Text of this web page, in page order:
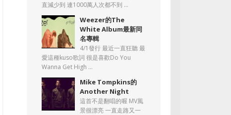
直減少到 連1000萬人次都不到 ...
Weezer的The
White Album最新同
名專輯
4/1發行 最近一直狂聽 最
愛這種kuso歌詞 很是喜歡Do You
Wanna Get High ...
Mike Tompkins的
Another Night
這首不是翻唱的喔 MV風
景很漂亮 一直走路又一